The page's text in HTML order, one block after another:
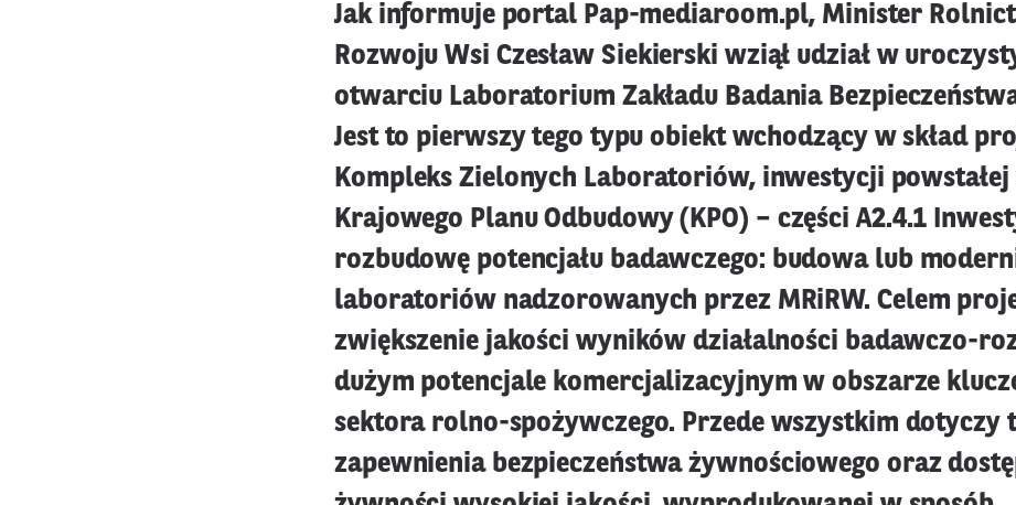
Jak informuje portal Pap-mediaroom.pl, Minister
Rozwoju Wsi Czesław Siekierski wziął udział w
otwarciu Laboratorium Zakładu Badania
Jest to pierwszy tego typu obiekt wchodzący w skład
Kompleks Zielonych Laboratoriów, inwestycji
Krajowego Planu Odbudowy (KPO) – części A2.4.1
rozbudowę potencjału badawczego: budowa lub
laboratoriów nadzorowanych przez MRiRW. Celem
zwiększenie jakości wyników działalności badawczo-
dużym potencjale komercjalizacyjnym w obszarze
sektora rolno-spożywczego. Przede wszystkim dotyczy
zapewnienia bezpieczeństwa żywnościowego oraz